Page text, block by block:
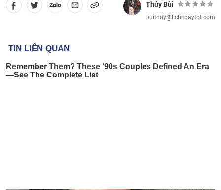
Thủy Bùi
buithuy@lichngaytot.com